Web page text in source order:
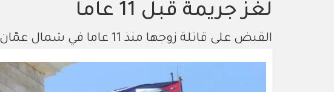
لغز جريمة قبل 11 عاما
القبض على قاتلة زوجها منذ 11 عاما في شمال عمّان